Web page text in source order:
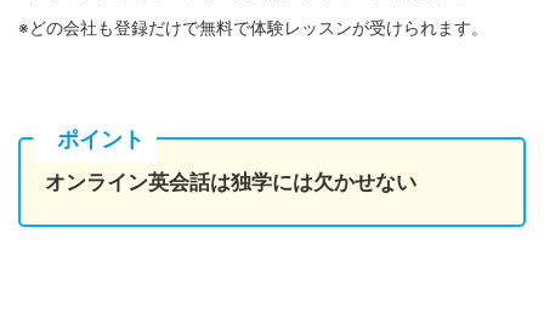
※どの会社も登録だけで無料で体験レッスンが受けられます。
ポイント
オンライン英会話は独学には欠かせない